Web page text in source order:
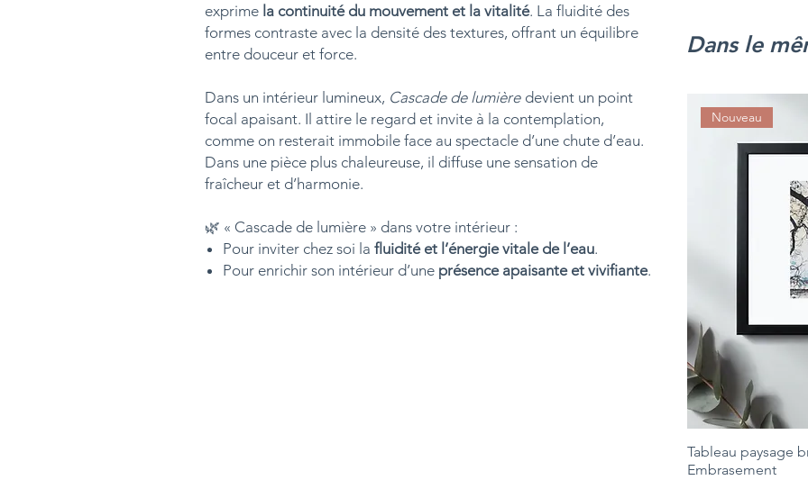
exprime la continuité du mouvement et la vitalité. La fluidité des
formes contraste avec la densité des textures, offrant un équilibre
entre douceur et force.
Dans un intérieur lumineux, Cascade de lumière devient un point
focal apaisant. Il attire le regard et invite à la contemplation,
comme on resterait immobile face au spectacle d’une chute d’eau.
Dans une pièce plus chaleureuse, il diffuse une sensation de
fraîcheur et d’harmonie.
🌿 « Cascade de lumière » dans votre intérieur :
Pour inviter chez soi la fluidité et l’énergie vitale de l’eau.
Pour enrichir son intérieur d’une présence apaisante et vivifiante.
Dans le
Nouveau
Tableau paysage
Embrasement